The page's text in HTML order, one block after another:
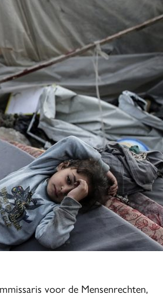
voor de Mensenrechten,